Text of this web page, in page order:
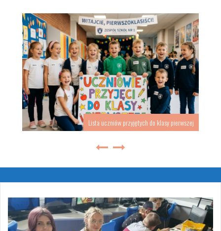
Lista uczniów przyjętych do klasy pierwszej